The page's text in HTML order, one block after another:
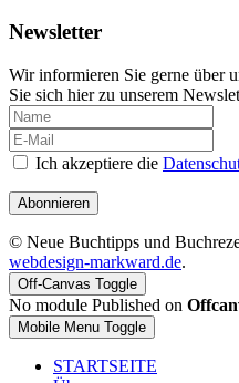
Newsletter
Wir informieren Sie gerne über
Sie sich hier zu unserem
Ich akzeptiere die
Abonnieren
© Neue Buchtipps und
webdesign-markward.de.
Off-Canvas Toggle
No module Published on
Mobile Menu Toggle
STARTSEITE